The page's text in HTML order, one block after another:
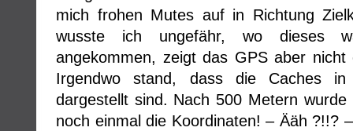
mich frohen Mutes auf in Richtung
wusste ich ungefähr, wo dieses
angekommen, zeigt das GPS aber
Irgendwo stand, dass die Caches in
dargestellt sind. Nach 500 Metern
noch einmal die Koordinaten! – Ääh ?!!?